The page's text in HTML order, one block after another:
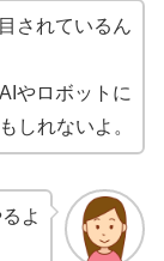
されているん
やロボットに
しれないよ。
よ